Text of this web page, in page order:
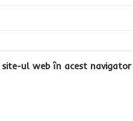
ul web în acest